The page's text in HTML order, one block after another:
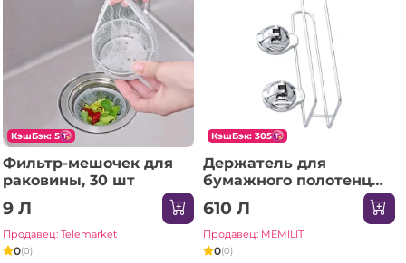
КэшБэк: 5
Фильтр-мешочек для
раковины, 30 шт
9 Л
Продавец: Telemarket
0(0)
КэшБэк: 305
Держатель для
бумажного полотенца
231x79 мм хром E21
610 Л
Продавец: MEMILIT
0(0)